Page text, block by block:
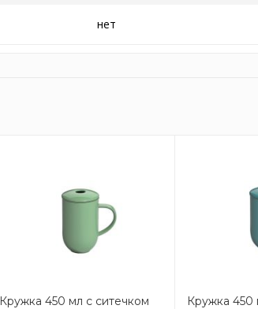
нет
Кружка 450 мл с ситечком
Кружка 450